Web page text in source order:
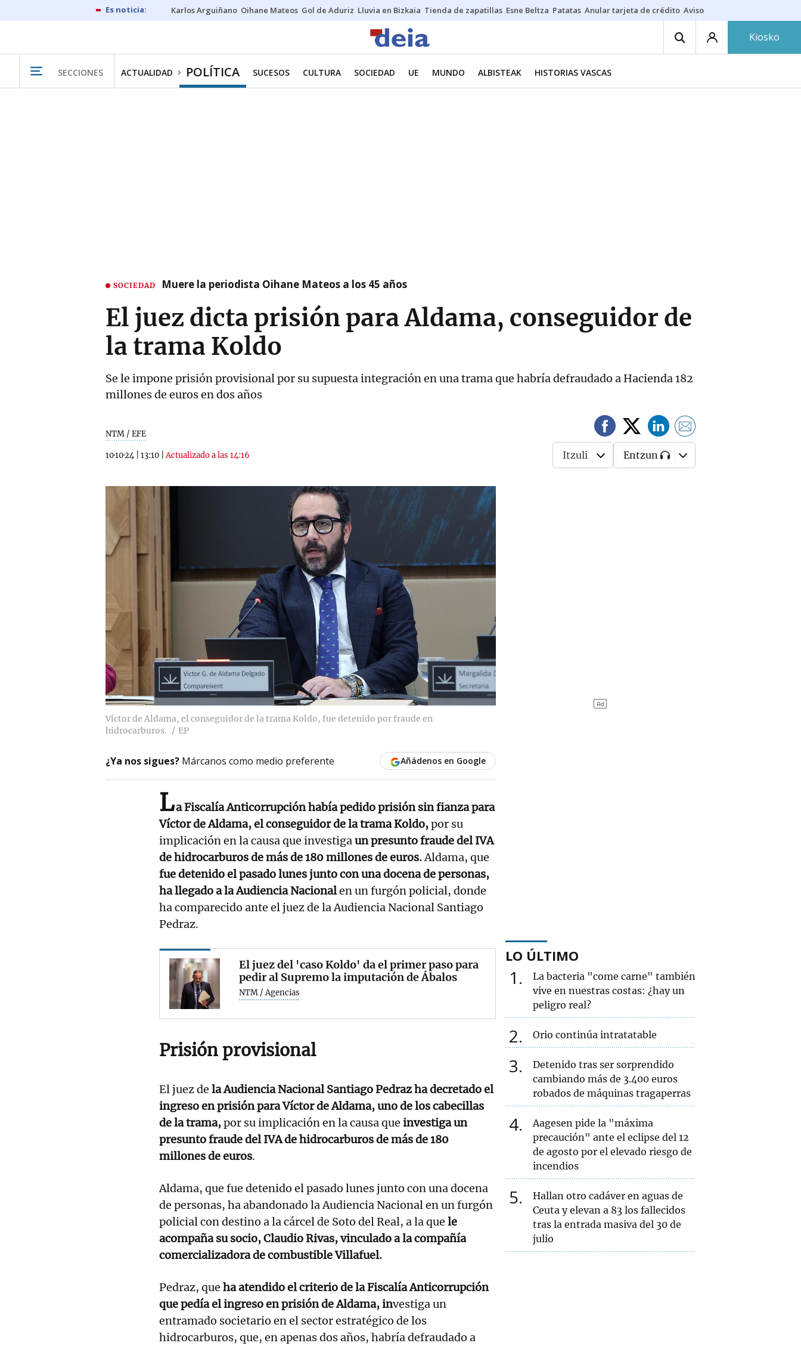
Karlos Arguiñano Oihane Mateos Gol de Aduriz Lluvia en Bizkaia Tienda de zapatillas Esne Beltza Patatas Anular tarjeta de crédito Aviso amarillo
Kiosko
SECCIONES ACTUALIDAD POLÍTICA SUCESOS CULTURA SOCIEDAD UE MUNDO ALBISTEAK HISTORIAS VASCAS
SOCIEDAD Muere la periodista Oihane Mateos a los 45 años
El juez dicta prisión para Aldama, conseguidor de
la trama Koldo
Se le impone prisión provisional por su supuesta integración en una trama que habría defraudado a Hacienda 182
millones de euros en dos años
NTM / EFE
10·10·24 13:10 |Actualizado a las 14:16 Itzuli Entzun
Víctor de Aldama, el conseguidor de la trama Koldo, fue detenido por fraude en
hidrocarburos.
EP
¿Ya nos sigues? Márcanos como medio preferente Añádenos en Google
La Fiscalía Anticorrupción había pedido prisión sin fianza para
Víctor de Aldama, el conseguidor de la trama Koldo,por su
implicación en la causa que investigaun presunto fraude del IVA
de hidrocarburos de más de 180 millones de euros.Aldama, que
fue detenido el pasado lunes junto con una docena de personas,
ha llegado a la Audiencia Nacionalen un furgón policial, donde
ha comparecido ante el juez de la Audiencia Nacional Santiago
Pedraz.
El juez del 'caso Koldo' da el primer paso para
pedir al Supremo la imputación de Ábalos
NTM / Agencias
Prisión provisional
El juez de la Audiencia Nacional Santiago Pedraz ha decretado el
ingreso en prisión para Víctor de Aldama, uno de los cabecillas
de la trama,por su implicación en la causa que investiga un
presunto fraude del IVA de hidrocarburos de más de 180
millones de euros.
Aldama, que fue detenido el pasado lunes junto con una docena
de personas, ha abandonado la Audiencia Nacional en un furgón
policial con destino a la cárcel de Soto del Real, a la que le
acompaña su socio, Claudio Rivas, vinculado a la compañía
comercializadora de combustible Villafuel.
Pedraz, que ha atendido el criterio de la Fiscalía Anticorrupción
que pedía el ingreso en prisión de Aldama, investiga un
entramado societario en el sector estratégico de los
hidrocarburos, que, en apenas dos años, habría defraudado a
LO ÚLTIMO
1
La bacteria "come carne" también
vive en nuestras costas: ¿hay un
peligro real?
2 Orio continúa intratatable
3
Detenido tras ser sorprendido
cambiando más de 3.400 euros
robados de máquinas tragaperras
4
Aagesen pide la "máxima
precaución" ante el eclipse del 12
de agosto por el elevado riesgo de
incendios
5
Hallan otro cadáver en aguas de
Ceuta y elevan a 83 los fallecidos
tras la entrada masiva del 30 de
julio